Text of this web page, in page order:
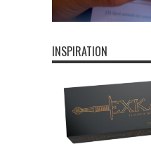
INSPIRATION